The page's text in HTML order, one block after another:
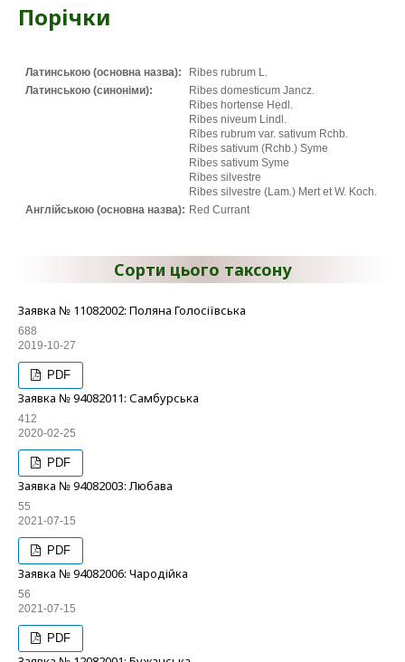
Порічки
Латинською (основна назва):
Ribes rubrum L.
Латинською (синоніми):
Ribes domesticum Jancz.
Ribes hortense Hedl.
Ribes niveum Lindl.
Ribes rubrum var. sativum Rchb.
Ribes sativum (Rchb.) Syme
Ribes sativum Syme
Ribes silvestre
Ribes silvestre (Lam.) Mert et W. Koch.
Англійською (основна назва): Red Currant
Сорти цього таксону
Заявка № 11082002: Поляна Голосіївська
688
2019-10-27
PDF
Заявка № 94082011: Самбурська
412
2020-02-25
PDF
Заявка № 94082003: Любава
55
2021-07-15
PDF
Заявка № 94082006: Чародійка
56
2021-07-15
PDF